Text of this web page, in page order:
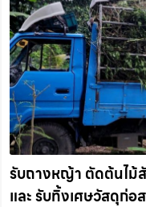
รับถางหญ้า ตัดต้นไม้
และ รับทิ้งเศษวัสดุก่อ